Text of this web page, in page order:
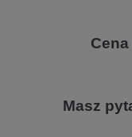
Masz